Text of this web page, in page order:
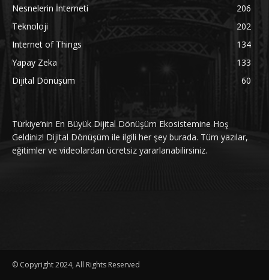
Nesnelerin İnterneti
206
Teknoloji
202
Internet of Things
134
Yapay Zeka
133
Dijital Dönüşüm
60
Türkiye’nin En Büyük Dijital Dönüşüm Ekosistemine Hoş
Geldiniz! Dijital Dönüşüm ile ilgili her şey burada. Tüm yazılar,
eğitimler ve videolardan ücretsiz yararlanabilirsiniz.
© Copyright 2024, All Rights Reserved